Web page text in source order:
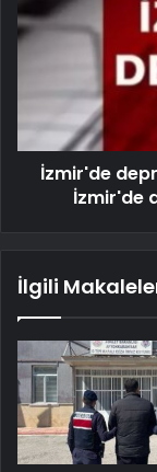
İzmir'de
İzmir'de
İlgili